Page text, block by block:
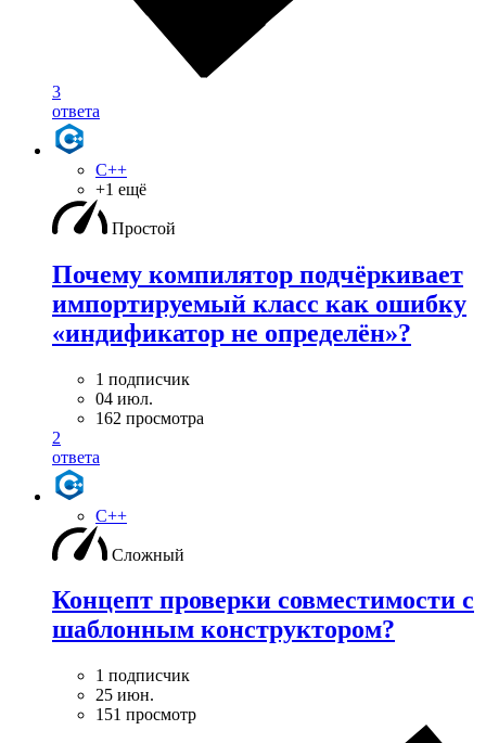
3
ответа
C++
+1 ещё
Простой
Почему компилятор подчёркивает
импортируемый класс как ошибку
«индификатор не определён»?
1 подписчик
04 июл.
162 просмотра
2
ответа
C++
Сложный
Концепт проверки совместимости с
шаблонным конструктором?
1 подписчик
25 июн.
151 просмотр